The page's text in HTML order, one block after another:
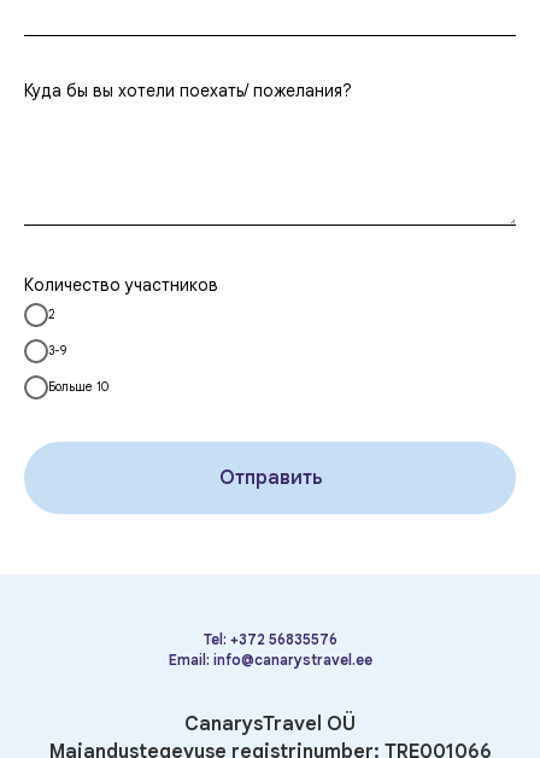
Куда бы вы хотели поехать/ пожелания?
Количество участников
2
3-9
Больше 10
Отправить
Tel: +372 56835576
Email: info@canarystravel.ee
CanarysTravel OÜ
Majandustegevuse registrinumber: TRE001066